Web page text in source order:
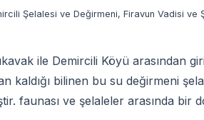
Şelalesi ve Değirmeni, Firavun Vadisi ve
ile Demircili Köyü arasından
kaldığı bilinen bu su değirmeni
faunası ve şelaleler arasında bir